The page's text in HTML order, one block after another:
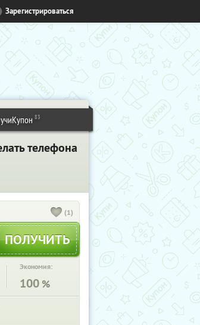
Зарегистрироваться
83
телефона
(1)
Экономия:
100 %